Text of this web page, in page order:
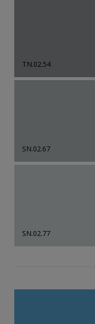
TN.02.54
SN.02.67
SN.02.77